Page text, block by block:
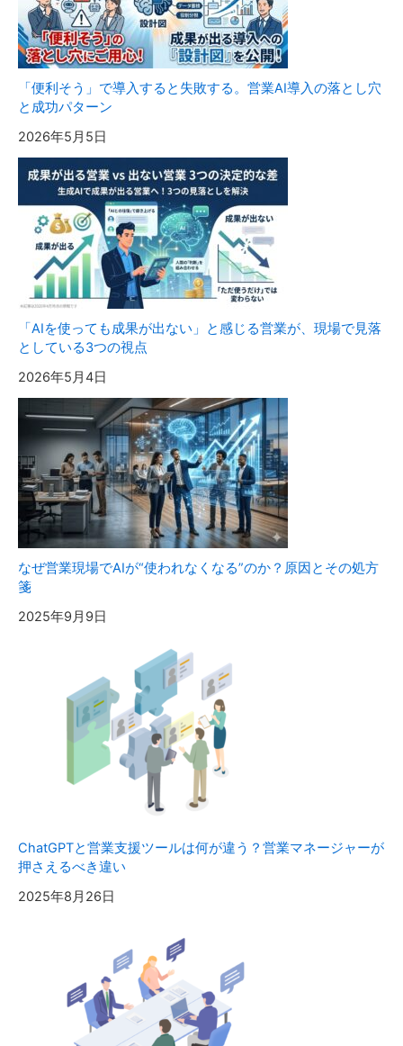
「便利そう」で導入すると失敗する。営業AI導入の落とし穴
と成功パターン
2026年5月5日
「AIを使っても成果が出ない」と感じる営業が、現場で見落
としている3つの視点
2026年5月4日
なぜ営業現場でAIが“使われなくなる”のか？原因とその処方
箋
2025年9月9日
ChatGPTと営業支援ツールは何が違う？営業マネージャーが
押さえるべき違い
2025年8月26日